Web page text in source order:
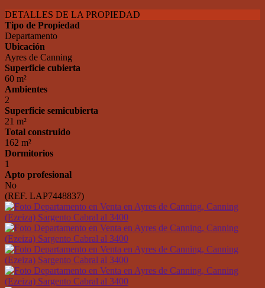
DETALLES DE LA PROPIEDAD
Tipo de Propiedad
Departamento
Ubicación
Ayres de Canning
Superficie cubierta
60 m²
Ambientes
2
Superficie semicubierta
21 m²
Total construido
162 m²
Dormitorios
1
Apto profesional
No
(REF. LAP7448837)